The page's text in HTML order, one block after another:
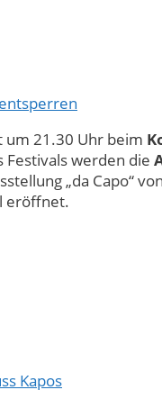
um 21.30 Uhr beim
Festivals werden die
„da Capo“
eröffnet.
Kapos